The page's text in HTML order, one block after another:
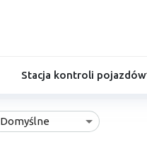
Stacja kontroli pojazdów
Domyślne